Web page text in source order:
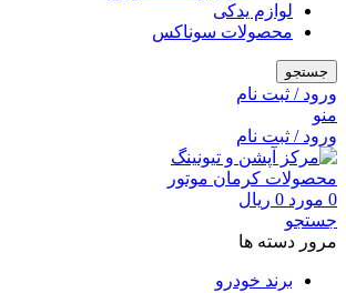
لوازم یدکی
محصولات سوناکس
جستجو
ورود / ثبت نام
منو
ورود / ثبت نام
0 مورد 0 ریال
جستجو
مرور دسته ها
برند خودرو